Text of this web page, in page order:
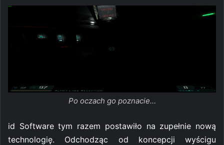
Po oczach go poznacie…
id Software tym razem postawiło na zupełnie nową
technologię. Odchodząc od koncepcji wyścigu